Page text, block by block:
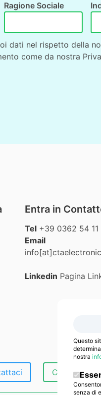
Questo
nostra
senza di
Ragione Sociale
dati nel rispetto della
come da nostra
Entra in
Tel +39 0362 54 11
Email
Linkedin Pagina
CTA